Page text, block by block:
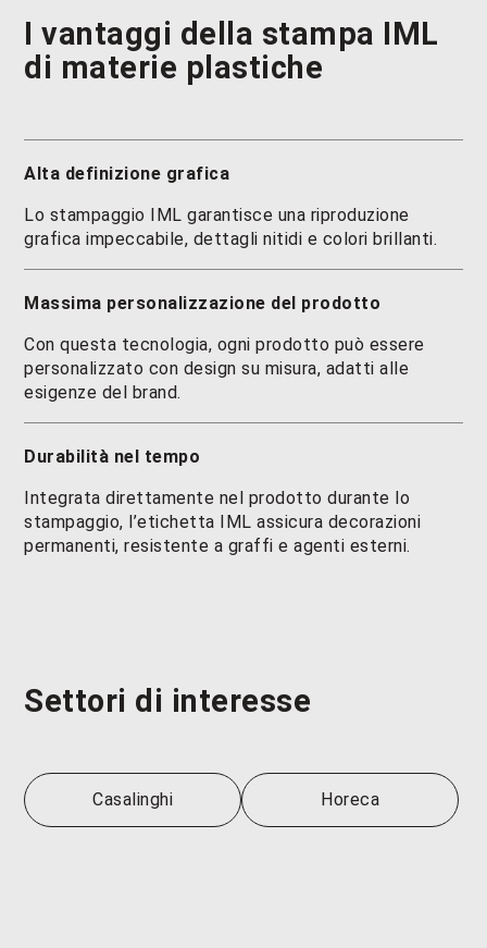
I vantaggi della stampa IML
di materie plastiche
Alta definizione grafica
Lo stampaggio IML garantisce una riproduzione
grafica impeccabile, dettagli nitidi e colori brillanti.
Massima personalizzazione del prodotto
Con questa tecnologia, ogni prodotto può essere
personalizzato con design su misura, adatti alle
esigenze del brand.
Durabilità nel tempo
Integrata direttamente nel prodotto durante lo
stampaggio, l’etichetta IML assicura decorazioni
permanenti, resistente a graffi e agenti esterni.
Settori di interesse
Casalinghi Horeca